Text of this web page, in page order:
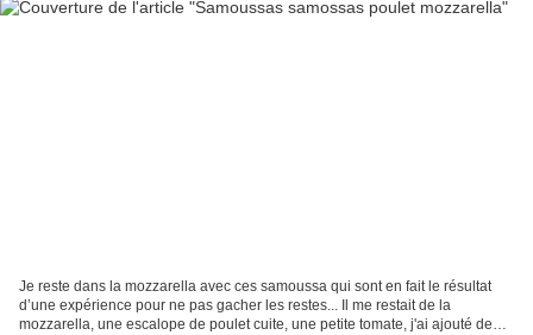
Je reste dans la mozzarella avec ces samoussa qui sont en fait le résultat
d’une expérience pour ne pas gacher les restes... Il me restait de la
mozzarella, une escalope de poulet cuite, une petite tomate, j'ai ajouté deux